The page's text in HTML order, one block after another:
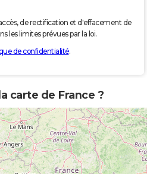
de rectification et d'effacement de
les limites prévues par la loi.
de confidentialité.
carte de France ?